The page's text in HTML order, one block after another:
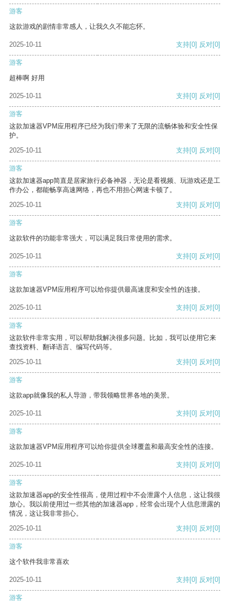
游客
这款游戏的剧情非常感人，让我久久不能忘怀。
2025-10-11 支持[0] 反对[0]
游客
超棒啊 好用
2025-10-11 支持[0] 反对[0]
游客
这款加速器VPM应用程序已经为我们带来了无限的流畅体验和安全性保
护。
2025-10-11
支持[0] 反对[0]
游客
这款加速器app简直是居家旅行必备神器，无论是看视频、玩游戏还是工
作办公，都能畅享高速网络，再也不用担心网速卡顿了。
2025-10-11
支持[0] 反对[0]
游客
这款软件的功能非常强大，可以满足我日常使用的需求。
2025-10-11 支持[0] 反对[0]
游客
这款加速器VPM应用程序可以给你提供最高速度和安全性的连接。
2025-10-11 支持[0] 反对[0]
游客
这款软件非常实用，可以帮助我解决很多问题。比如，我可以使用它来
查找资料、翻译语言、编写代码等。
2025-10-11
支持[0] 反对[0]
游客
这款app就像我的私人导游，带我领略世界各地的美景。
2025-10-11 支持[0] 反对[0]
游客
这款加速器VPM应用程序可以给你提供全球覆盖和最高安全性的连接。
2025-10-11 支持[0] 反对[0]
游客
这款加速器app的安全性很高，使用过程中不会泄露个人信息，这让我很
放心。我以前使用过一些其他的加速器app，经常会出现个人信息泄露的
情况，这让我非常担心。
2025-10-11
支持[0] 反对[0]
游客
这个软件我非常喜欢
2025-10-11 支持[0] 反对[0]
游客